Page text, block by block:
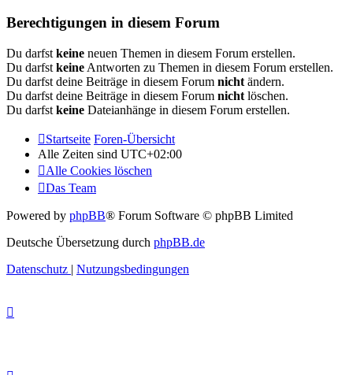
Berechtigungen in diesem Forum
Du darfst keine neuen Themen in diesem Forum erstellen.
Du darfst keine Antworten zu Themen in diesem Forum erstellen.
Du darfst deine Beiträge in diesem Forum nicht ändern.
Du darfst deine Beiträge in diesem Forum nicht löschen.
Du darfst keine Dateianhänge in diesem Forum erstellen.
Startseite Foren-Übersicht
Alle Zeiten sind UTC+02:00
Alle Cookies löschen
Das Team
Powered by phpBB® Forum Software © phpBB Limited
Deutsche Übersetzung durch phpBB.de
Datenschutz | Nutzungsbedingungen